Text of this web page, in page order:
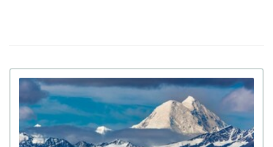
задекларировал работник Бучанского ТЦК
27 марта 17:08 Боролась за право уйти из жизни: в Испании
25-летней девушке провели эвтаназию из-за
депрессии
23 марта 10:14 Мир на грани голода из-за войны в Иране:
коллапс на рынке удобрений